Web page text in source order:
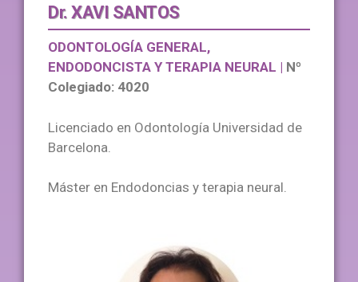
Dr. XAVI SANTOS
ODONTOLOGÍA GENERAL,
ENDODONCISTA Y TERAPIA NEURAL | Nº
Colegiado: 4020
Licenciado en Odontología Universidad de
Barcelona.
Máster en Endodoncias y terapia neural.​